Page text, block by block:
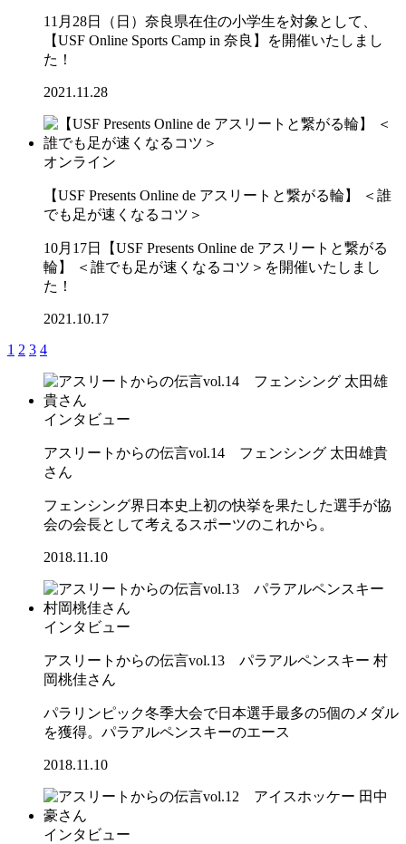
11月28日（日）奈良県在住の小学生を対象として、
【USF Online Sports Camp in 奈良】を開催いたしまし
た！
2021.11.28
オンライン
【USF Presents Online de アスリートと繋がる輪】 ＜誰
でも足が速くなるコツ＞
10月17日【USF Presents Online de アスリートと繋がる
輪】 ＜誰でも足が速くなるコツ＞を開催いたしまし
た！
2021.10.17
1 2 3 4
インタビュー
アスリートからの伝言vol.14 フェンシング 太田雄貴
さん
フェンシング界日本史上初の快挙を果たした選手が協
会の会長として考えるスポーツのこれから。
2018.11.10
インタビュー
アスリートからの伝言vol.13 パラアルペンスキー 村
岡桃佳さん
パラリンピック冬季大会で日本選手最多の5個のメダル
を獲得。パラアルペンスキーのエース
2018.11.10
インタビュー